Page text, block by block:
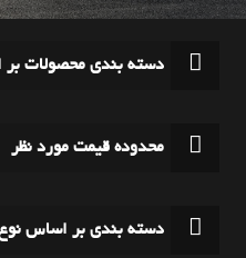
دسته بندی محصولات
محدوده قیمت مورد نظر
دسته بندی بر اساس